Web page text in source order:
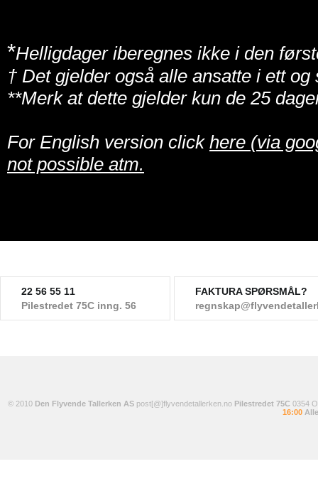
*Helligdager iberegnes ikke i den
† Det gjelder også alle ansatte i ett
**Merk at dette gjelder kun de 25
For English version click here (via
not possible atm.
22 56 55 11
Pilestredet 75C inng. 56
FAKTURA SPØRSMÅL?
© 2010 Den Flyvende Tallerken ASpost[@]flyvendetallerken.no Pilestredet 75C 0354
16:00